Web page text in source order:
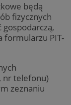
będą
fizycznych
gospodarczą,
formularzu PIT-
nr telefonu)
zeznaniu